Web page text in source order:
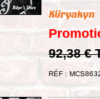
92,38 €
RÉF :